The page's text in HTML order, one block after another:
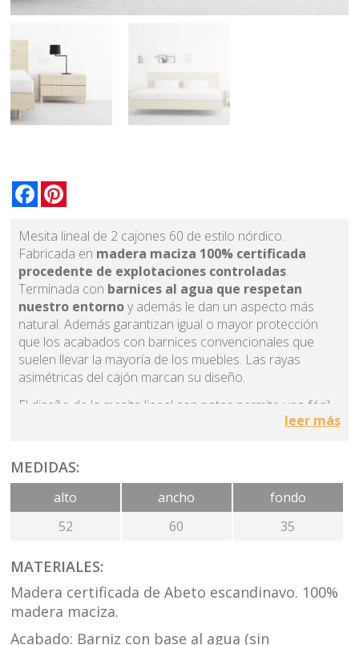
Facebook
Mesita lineal de 2 cajones 60 de estilo nórdico.
Fabricada en madera maciza 100% certificada
procedente de explotaciones controladas.
Terminada con barnices al agua que respetan
nuestro entornoy además le dan un aspecto más
natural. Además garantizan igual o mayor protección
que los acabados con barnices convencionales que
suelen llevar la mayoría de los muebles. Las rayas
asimétricas del cajón marcan su diseño.
El diseño de la mesita lineal con patas permite una fácil
limpieza de la estancia. La altura de sus patas permiten
en día en todos los hogares. Es un mueble con un
diseño atemporal no sujeto al paso de las modas. El
tirador del cajón es uñero porque nos gusta esa fusión
con el mueble. Puedes completar el resto del dormitorio
con la colección LINEAL . La madera con nudos le da
transmite sensación de bienestar. Aún así también
le interesa más información sobre esta opción puede
consultar.
leer más
MEDIDAS:
alto
52
ancho
60
fondo
35
MATERIALES:
Madera certificada de Abeto escandinavo. 100%
madera maciza.
Acabado: Barniz con base al agua (sin